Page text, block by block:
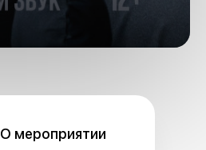
О мероприятии